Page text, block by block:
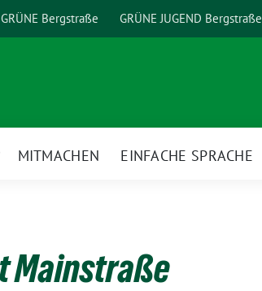
GRÜNE Bergstraße GRÜNE JUGEND Bergstraße
MITMACHEN EINFACHE SPRACHE
Mainstraße